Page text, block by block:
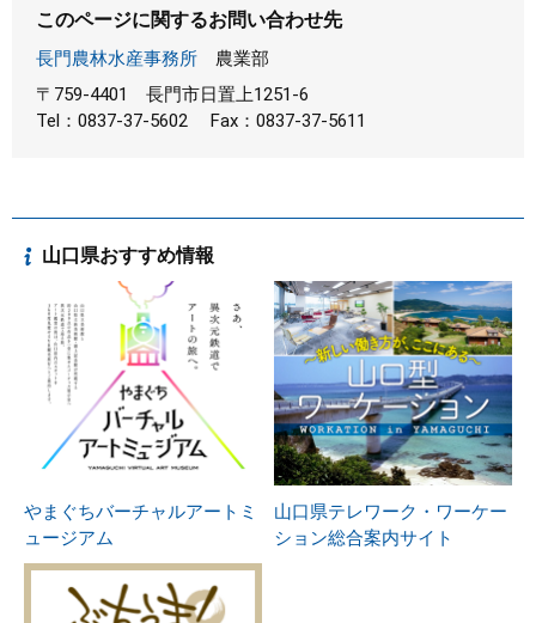
このページに関するお問い合わせ先
長門農林水産事務所
農業部
〒759-4401
長門市日置上1251-6
Tel：0837-37-5602
Fax：0837-37-5611
山口県おすすめ情報
やまぐちバーチャルアートミ
ュージアム
山口県テレワーク・ワーケー
ション総合案内サイト